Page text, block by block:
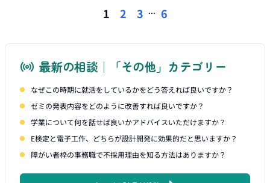
1 2 3 ... 6
最新の相談｜「その他」カテゴリー
なぜこの時期に就活をしているかをどう答えれば良いですか？
ゼミの発表内容をどのように改善すれば良いですか？
学業について何を話せば良いかアドバイスいただけますか？
E検定と電子工作、どちらが設計開発に効果的だと思いますか？
障がい者枠の事務職で不採用理由を知る方法はありますか？